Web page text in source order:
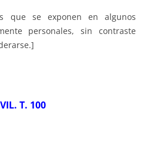
que se exponen en algunos
personales, sin contraste
T. 100